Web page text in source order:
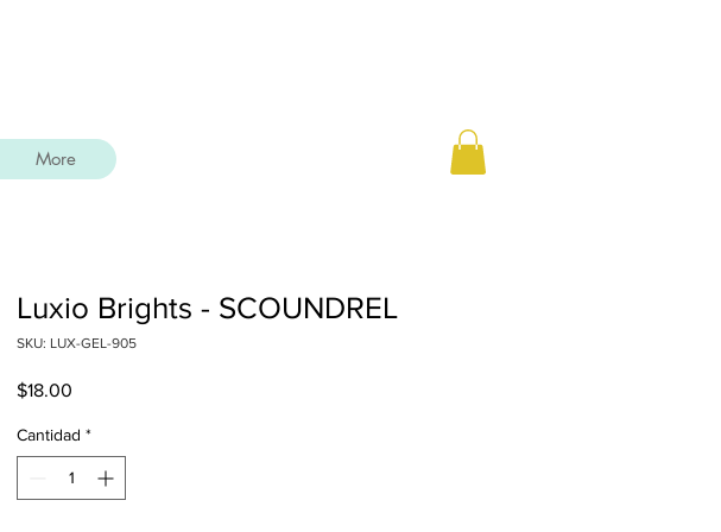
Luxio Brights - SCOUNDREL
SKU: LUX-GEL-905
$18.00
Cantidad *
More